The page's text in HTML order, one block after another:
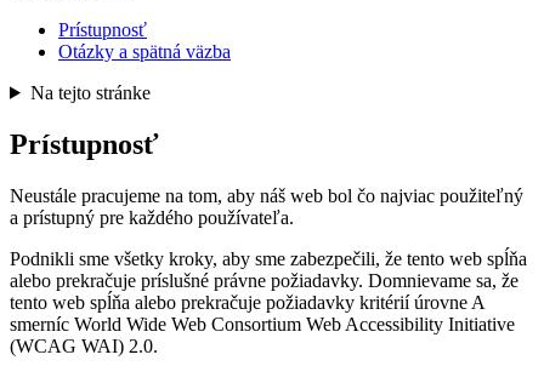
Prístupnosť
Otázky a spätná väzba
Na tejto stránke
Prístupnosť
Neustále pracujeme na tom, aby náš web bol čo najviac použiteľný
a prístupný pre každého používateľa.
Podnikli sme všetky kroky, aby sme zabezpečili, že tento web spĺňa
alebo prekračuje príslušné právne požiadavky. Domnievame sa, že
tento web spĺňa alebo prekračuje požiadavky kritérií úrovne A
smerníc World Wide Web Consortium Web Accessibility Initiative
(WCAG WAI) 2.0.